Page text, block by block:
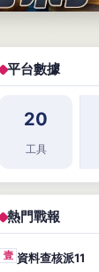
平台數據
20
工具
熱門戰報
壹 資料查核派11